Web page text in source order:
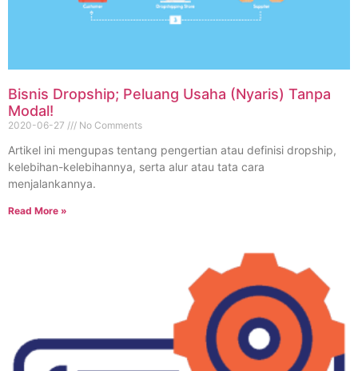
Bisnis Dropship; Peluang Usaha (Nyaris) Tanpa
Modal!
2020-06-27 No Comments
Artikel ini mengupas tentang pengertian atau definisi dropship,
kelebihan-kelebihannya, serta alur atau tata cara
menjalankannya.
Read More »